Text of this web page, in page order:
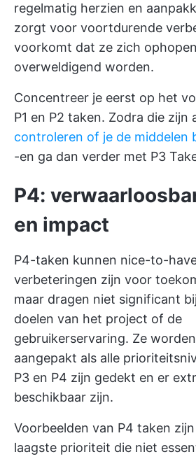
regelmatig herzien en
zorgt voor voortdurende
voorkomt dat ze zich
overweldigend worden.
Concentreer je eerst op het
P1 en P2 taken. Zodra die zijn
controleren of je de middelen
-en ga dan verder met P3
P4:
en impact
P4-taken kunnen nice-to-
verbeteringen zijn voor
maar dragen niet significant
doelen van het project of de
gebruikerservaring. Ze
aangepakt als alle
P3 en P4 zijn gedekt en er
beschikbaar zijn.
Voorbeelden van P4 taken
laagste prioriteit die niet